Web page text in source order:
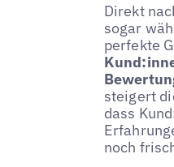
Direkt
sogar
perfekte
steigert
dass
noch